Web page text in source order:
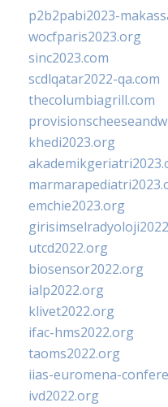
p2b2pabi2023-
wocfparis2023.org
sinc2023.com
scdlqatar2022-qa.com
thecolumbiagrill.com
khedi2023.org
emchie2023.org
utcd2022.org
biosensor2022.org
ialp2022.org
klivet2022.org
ifac-hms2022.org
taoms2022.org
iias-euromena-
ivd2022.org